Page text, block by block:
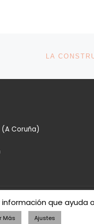
A LA LISTA DE
(A Coruña)
que ayuda
Más Ajustes